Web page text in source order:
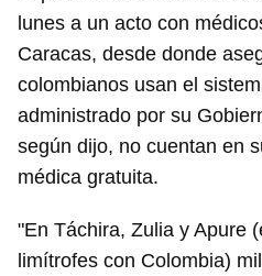
lunes a un acto con
Caracas, desde donde
colombianos usan el
administrado por su
según dijo, no cuentan en
médica gratuita.
"En Táchira, Zulia y Apure
limítrofes con Colombia)